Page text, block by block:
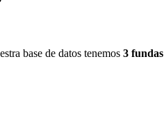
base de datos tenemos 3 fundas